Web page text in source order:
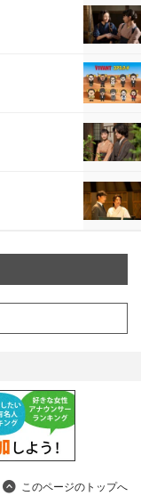
このページのトップへ